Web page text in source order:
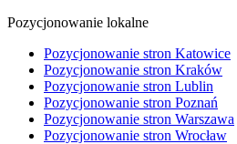
Pozycjonowanie lokalne
Pozycjonowanie stron Katowice
Pozycjonowanie stron Kraków
Pozycjonowanie stron Lublin
Pozycjonowanie stron Poznań
Pozycjonowanie stron Warszawa
Pozycjonowanie stron Wrocław